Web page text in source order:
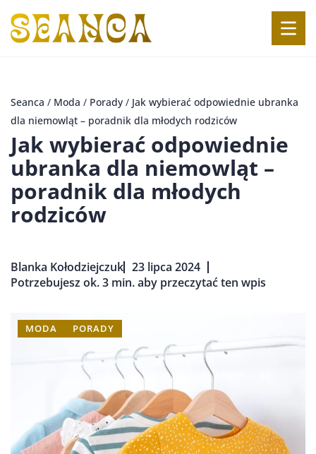
Seanca / Moda / Porady / Jak wybierać odpowiednie ubranka
dla niemowląt – poradnik dla młodych rodziców
Jak wybierać odpowiednie
ubranka dla niemowląt –
poradnik dla młodych
rodziców
Blanka Kołodziejczuk 23 lipca 2024
Potrzebujesz ok. 3 min. aby przeczytać ten wpis
MODA PORADY